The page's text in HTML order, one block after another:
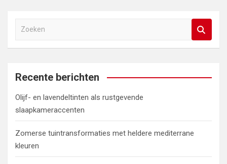
e
e
Recente berichten
Olijf- en lavendeltinten als rustgevende
slaapkameraccenten
Zomerse tuintransformaties met heldere mediterrane
kleuren